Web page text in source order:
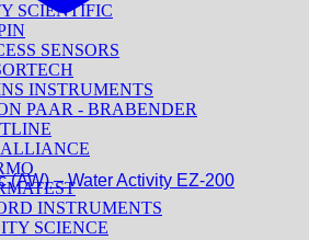
SCIENTIFIC
SENSORS
INSTRUMENTS
PAAR - BRABENDER
INSTRUMENTS
SCIENCE
– Water Activity EZ-200